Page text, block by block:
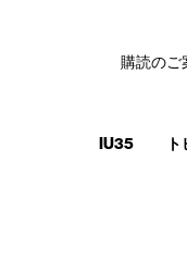
IU35
購読のご